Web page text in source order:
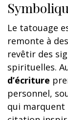
Le tatouage
remonte à
revêtir des
spirituelles.
d’écriture
personnel,
qui marquent